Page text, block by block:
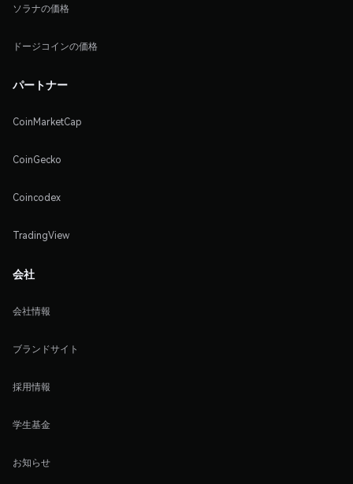
ソラナの価格
ドージコインの価格
パートナー
CoinMarketCap
CoinGecko
Coincodex
TradingView
会社
会社情報
ブランドサイト
採用情報
学生基金
お知らせ